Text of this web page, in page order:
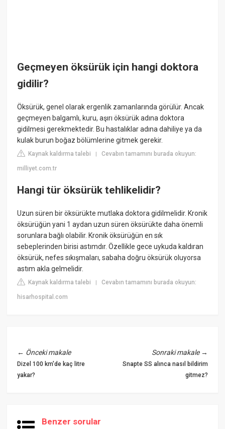
Geçmeyen öksürük için hangi doktora
gidilir?
Öksürük, genel olarak ergenlik zamanlarında görülür. Ancak
geçmeyen balgamlı, kuru, aşırı öksürük adına doktora
gidilmesi gerekmektedir. Bu hastalıklar adına dahiliye ya da
kulak burun boğaz bölümlerine gitmek gerekir.
Kaynak kaldırma talebi |Cevabın tamamını burada okuyun:
milliyet.com.tr
Hangi tür öksürük tehlikelidir?
Uzun süren bir öksürükte mutlaka doktora gidilmelidir. Kronik
öksürüğün yani 1 aydan uzun süren öksürükte daha önemli
sorunlara bağlı olabilir. Kronik öksürüğün en sık
sebeplerinden birisi astımdır. Özellikle gece uykuda kaldıran
öksürük, nefes sıkışmaları, sabaha doğru öksürük oluyorsa
astım akla gelmelidir.
Kaynak kaldırma talebi |Cevabın tamamını burada okuyun:
hisarhospital.com
← Önceki makale
Dizel 100 km'de kaç litre
yakar?
Sonraki makale→
Snapte SS alınca nasıl bildirim
gitmez?
Benzer sorular